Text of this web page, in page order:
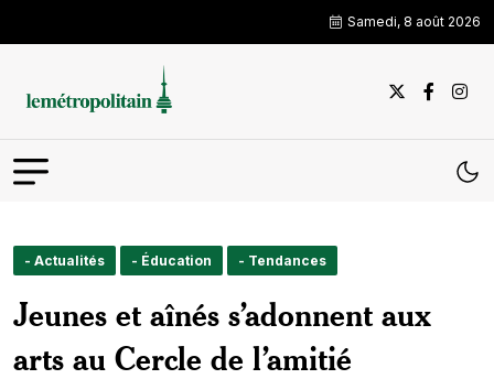
Samedi, 8 août 2026
- Actualités - Éducation - Tendances
Jeunes et aînés s’adonnent aux
arts au Cercle de l’amitié